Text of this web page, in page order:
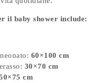
il baby shower include:
60×100 cm
30×70 cm
cm